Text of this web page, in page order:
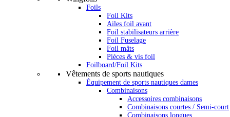
Foils
Foil Kits
Ailes foil avant
Foil stabilisateurs arrière
Foil Fuselage
Foil mâts
Pièces & vis foil
Foilboard/Foil Kits
Vêtements de sports nautiques
Équipement de sports nautiques dames
Combinaisons
Accessoires combinaisons
Combinaisons courtes / Semi-court
Combinaisons longues